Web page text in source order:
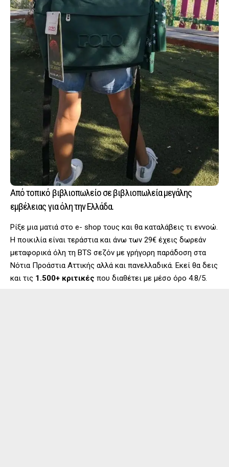
Από τοπικό βιβλιοπωλείο σε βιβλιοπωλεία μεγάλης
εμβέλειας για όλη την Ελλάδα.
Ρίξε μια ματιά στο e- shop τους και θα καταλάβεις τι εννοώ.
Η ποικιλία είναι τεράστια και άνω των 29€ έχεις δωρεάν
μεταφορικά όλη τη BTS σεζόν με γρήγορη παράδοση στα
Νότια Προάστια Αττικής αλλά και πανελλαδικά. Εκεί θα δεις
και τις 1.500+ κριτικές που διαθέτει με μέσο όρο 4.8/5.